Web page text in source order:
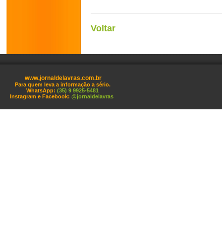
Voltar
www.jornaldelavras.com.br
Para quem leva a informação a sério.
WhatsApp: (35) 9 9925-5481
Instagram e Facebook: @jornaldelavras